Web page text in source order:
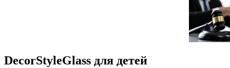
DecorStyleGlass для детей